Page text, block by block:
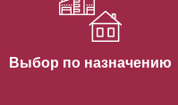
Выбор по назначению